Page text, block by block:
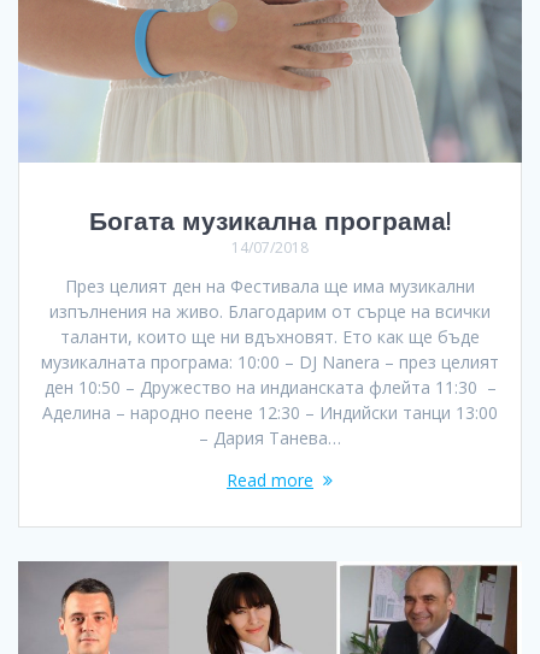
Богата музикална програма!
14/07/2018
През целият ден на Фестивала ще има музикални
изпълнения на живо. Благодарим от сърце на всички
таланти, които ще ни вдъхновят. Ето как ще бъде
музикалната програма: 10:00 – DJ Nanera – през целият
ден 10:50 – Дружество на индианската флейта 11:30 –
Аделина – народно пеене 12:30 – Индийски танци 13:00
– Дария Танева…
Read more